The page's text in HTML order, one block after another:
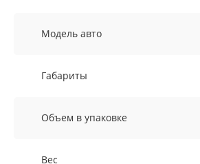
Модель авто
Габариты
Объем в упаковке
Вес